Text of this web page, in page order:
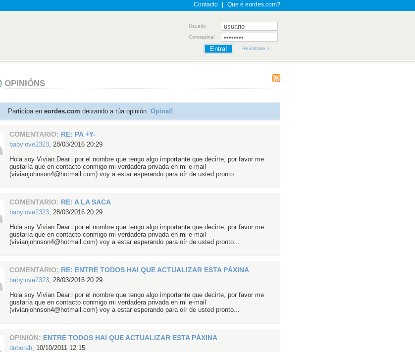
Contacto Que é eordes.com?
Usuario
Contrasinal
Rexístrate »
OPINIÓNS
Participa en eordes.com deixando a túa opinión. Opina!!.
COMENTARIO: RE: PA +Y-
babylove2323, 28/03/2016 20:29
Hola soy Vivian Dear.i por el nombre que tengo algo importante que decirte, por favor me
gustaría que en contacto conmigo mi verdadera privada en mi e-mail
(vivianjohnson4@hotmail.com) voy a estar esperando para oír de usted pronto...
COMENTARIO: RE: A LA SACA
babylove2323, 28/03/2016 20:29
Hola soy Vivian Dear.i por el nombre que tengo algo importante que decirte, por favor me
gustaría que en contacto conmigo mi verdadera privada en mi e-mail
(vivianjohnson4@hotmail.com) voy a estar esperando para oír de usted pronto...
COMENTARIO: RE: ENTRE TODOS HAI QUE ACTUALIZAR ESTA PÁXINA
babylove2323, 28/03/2016 20:29
Hola soy Vivian Dear.i por el nombre que tengo algo importante que decirte, por favor me
gustaría que en contacto conmigo mi verdadera privada en mi e-mail
(vivianjohnson4@hotmail.com) voy a estar esperando para oír de usted pronto...
OPINIÓN: ENTRE TODOS HAI QUE ACTUALIZAR ESTA PÁXINA
deborah, 10/10/2011 12:15